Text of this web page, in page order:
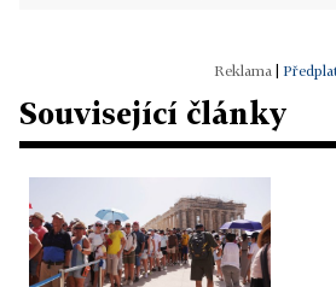
Související články